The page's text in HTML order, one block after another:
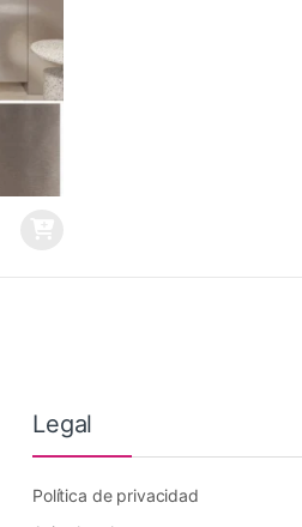
Legal
Política de privacidad